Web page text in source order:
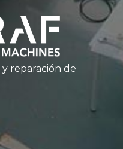
reparación de